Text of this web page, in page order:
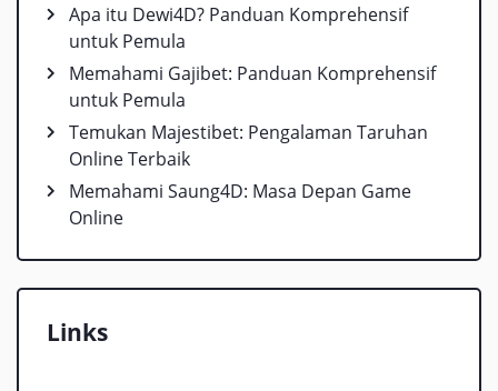
Apa itu Dewi4D? Panduan Komprehensif
untuk Pemula
Memahami Gajibet: Panduan Komprehensif
untuk Pemula
Temukan Majestibet: Pengalaman Taruhan
Online Terbaik
Memahami Saung4D: Masa Depan Game
Online
Links